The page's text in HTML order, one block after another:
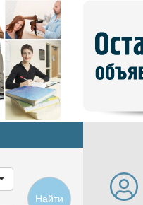
объявление
Найти